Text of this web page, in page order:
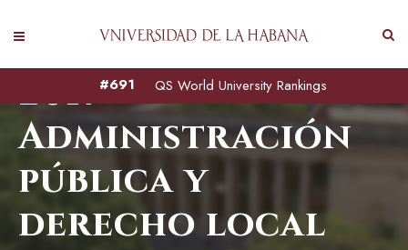
QS World University Rankings
#691
2017
Administración
pública y
derecho local